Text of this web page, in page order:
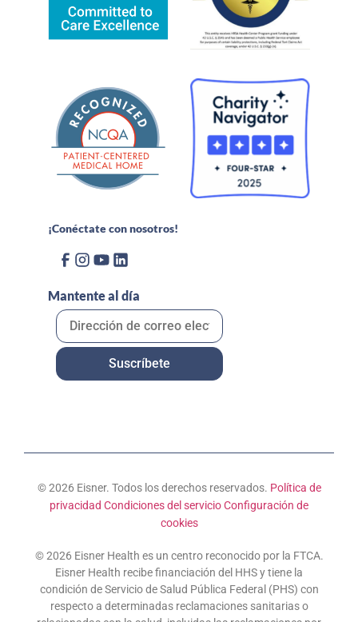
¡Conéctate con nosotros!
Mantente al día
© 2026 Eisner. Todos los derechos reservados. Política de
privacidad Condiciones del servicioConfiguración de
cookies
© 2026 Eisner Health es un centro reconocido por la FTCA.
Eisner Health recibe financiación del HHS y tiene la
condición de Servicio de Salud Pública Federal (PHS) con
respecto a determinadas reclamaciones sanitarias o